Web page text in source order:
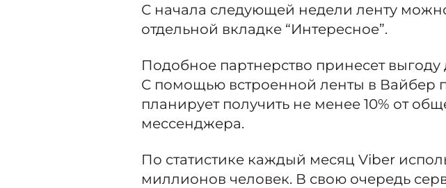
С начала следующей недели ленту
отдельной вкладке “Интересное”.
Подобное партнерство принесет
С помощью встроенной ленты в Вайбер
планирует получить не менее 10% от
мессенджера.
По статистике каждый месяц Viber
миллионов человек. В свою очередь